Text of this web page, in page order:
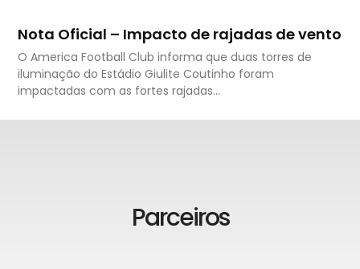
Nota Oficial – Impacto de rajadas de vento
O America Football Club informa que duas torres de
iluminação do Estádio Giulite Coutinho foram
impactadas com as fortes rajadas…
Parceiros